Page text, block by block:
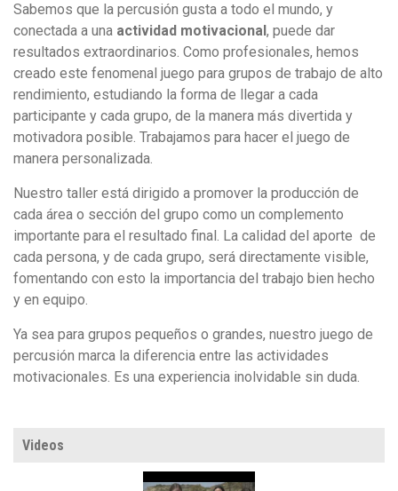
Sabemos que la percusión gusta a todo el mundo, y
conectada a una actividad motivacional , puede dar
resultados extraordinarios. Como profesionales, hemos
creado este fenomenal juego para grupos de trabajo de alto
rendimiento, estudiando la forma de llegar a cada
participante y cada grupo, de la manera más divertida y
motivadora posible. Trabajamos para hacer el juego de
manera personalizada.
Nuestro taller está dirigido a promover la producción de
cada área o sección del grupo como un complemento
importante para el resultado final. La calidad del aporte de
cada persona, y de cada grupo, será directamente visible,
fomentando con esto la importancia del trabajo bien hecho
y en equipo.
Ya sea para grupos pequeños o grandes, nuestro juego de
percusión marca la diferencia entre las actividades
motivacionales. Es una experiencia inolvidable sin duda.
Videos